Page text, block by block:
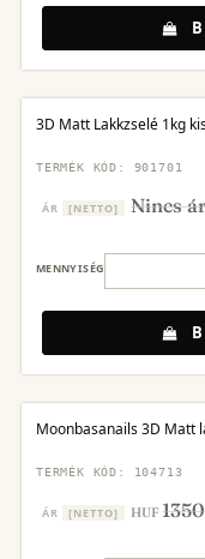
3D Matt Lakkzselé 1kg
TERMÉK KÓD: 901701
ÁR [NETTO] Nincs ár
MENNYISÉG
Moonbasanails 3D Matt
TERMÉK KÓD: 104713
ÁR [NETTO] HUF1350